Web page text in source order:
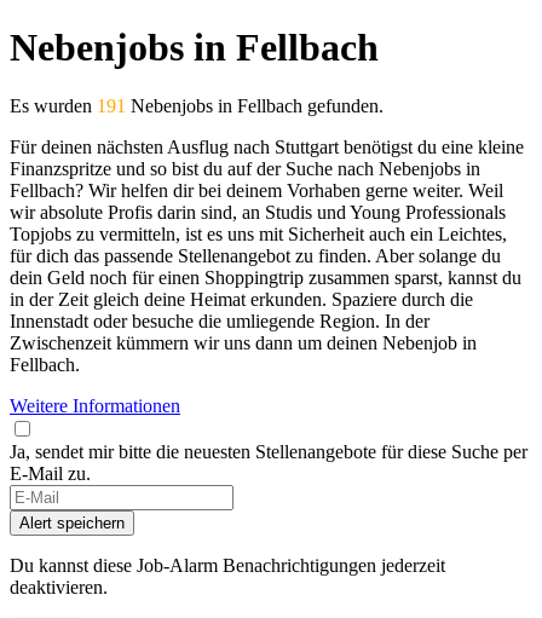
Nebenjobs in Fellbach
Es wurden 191 Nebenjobs in Fellbach gefunden.
Für deinen nächsten Ausflug nach Stuttgart benötigst du eine kleine
Finanzspritze und so bist du auf der Suche nach Nebenjobs in
Fellbach? Wir helfen dir bei deinem Vorhaben gerne weiter. Weil
wir absolute Profis darin sind, an Studis und Young Professionals
Topjobs zu vermitteln, ist es uns mit Sicherheit auch ein Leichtes,
für dich das passende Stellenangebot zu finden. Aber solange du
dein Geld noch für einen Shoppingtrip zusammen sparst, kannst du
in der Zeit gleich deine Heimat erkunden. Spaziere durch die
Innenstadt oder besuche die umliegende Region. In der
Zwischenzeit kümmern wir uns dann um deinen Nebenjob in
Fellbach.
Weitere Informationen
Ja, sendet mir bitte die neuesten Stellenangebote für diese Suche per
E-Mail zu.
Alert speichern
Du kannst diese Job-Alarm Benachrichtigungen jederzeit
deaktivieren.